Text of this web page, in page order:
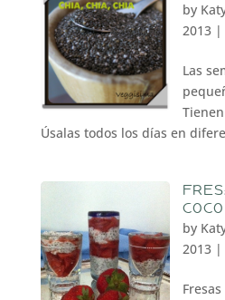
by
2013 |
Las
Úsalas todos los días en
by
2013 |